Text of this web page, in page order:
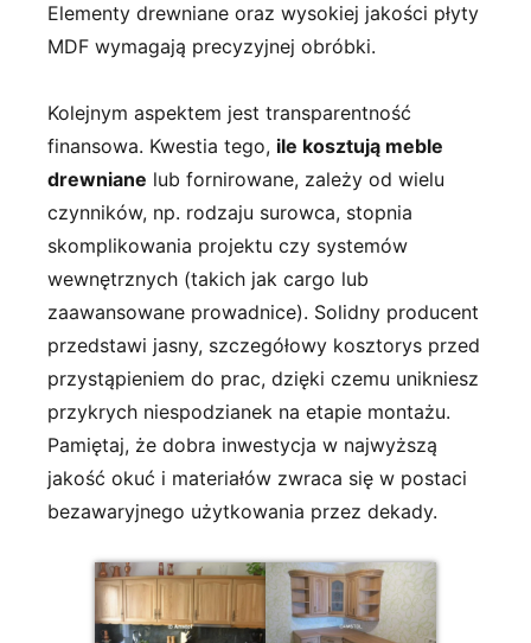
Elementy drewniane oraz wysokiej jakości płyty
MDF wymagają precyzyjnej obróbki.
Kolejnym aspektem jest transparentność
finansowa. Kwestia tego, ile kosztują meble
drewniane lub fornirowane, zależy od wielu
czynników, np. rodzaju surowca, stopnia
skomplikowania projektu czy systemów
wewnętrznych (takich jak cargo lub
zaawansowane prowadnice). Solidny producent
przedstawi jasny, szczegółowy kosztorys przed
przystąpieniem do prac, dzięki czemu unikniesz
przykrych niespodzianek na etapie montażu.
Pamiętaj, że dobra inwestycja w najwyższą
jakość okuć i materiałów zwraca się w postaci
bezawaryjnego użytkowania przez dekady.